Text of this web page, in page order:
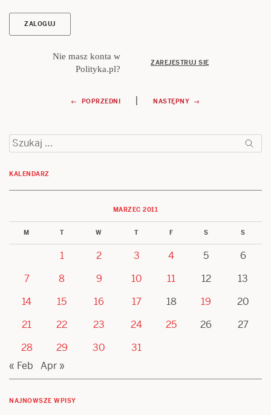
Nie masz konta w
Polityka.pl?
ZAREJESTRUJ SIĘ
Nawigacja
wpisu
← POPRZEDNI | NASTĘPNY →
Szukaj:
KALENDARZ
MARZEC 2011
M T W T F S S
1 2 3 4 5
6
7
8 9 10 11 12
13
14
15 16 17 18 19
20
21
22 23 24 25 26
27
28
29 30
31
« Feb
Apr »
NAJNOWSZE WPISY